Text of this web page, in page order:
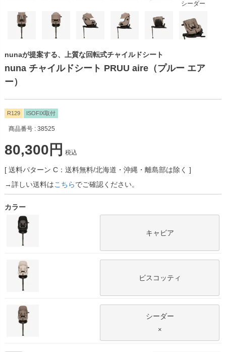
シーダー
nunaが提案する、上質な回転式チャイルドシート
nuna チャイルドシート PRUU aire（プルー エア
ー）
R129 ISOFIX取付
商品番号 38525
80,300 税込
送料パターン C：送料無料/北海道・沖縄・離島部は除く
→詳しい送料はこちらでご確認ください。
カラー
キャビア
ビスコッティ
シーダー
×